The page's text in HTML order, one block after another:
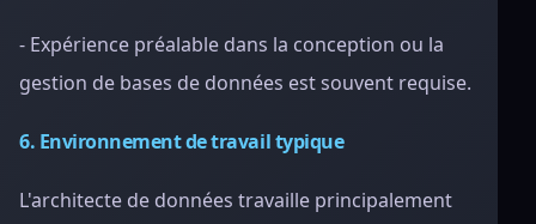
- Expérience préalable dans la conception ou la
gestion de bases de données est souvent requise.
6. Environnement de travail typique
L'architecte de données travaille principalement